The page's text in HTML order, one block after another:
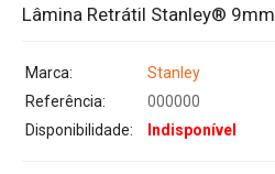
Lâmina Retrátil Stanley® 9mm
Marca:
Stanley
Referência:
000000
Disponibilidade:
Indisponível